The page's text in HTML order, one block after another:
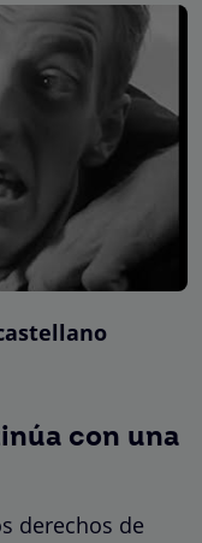
con una
derechos de